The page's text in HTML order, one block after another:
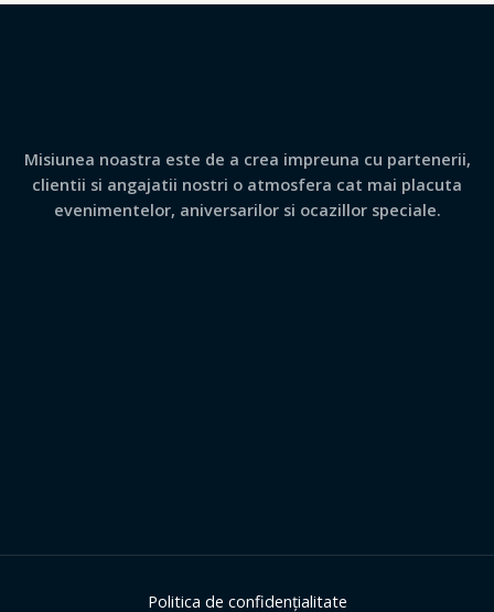
Misiunea noastra este de a crea impreuna cu partenerii,
clientii si angajatii nostri o atmosfera cat mai placuta
evenimentelor, aniversarilor si ocazillor speciale.
Politica de confidențialitate